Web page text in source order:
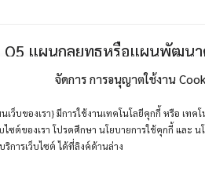
จัดการ การอนุญาตใช้งาน
นเว็บของเรา} มีการใช้งานเทคโนโลยีคุกกี้ หรือ เท
ซต์ของเรา โปรดศึกษา นโยบายการใช้คุกกี้ และ น
การเว็บไซต์ ได้ที่ลิงค์ด้านล่าง
O5 แผนกลยุทธหรือแผนพัฒน
การศึกษาของสถานศึกษา